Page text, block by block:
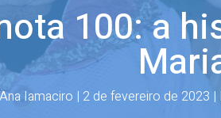
100: a
Ana Iamaciro | 2 de fevereiro de 2023 |